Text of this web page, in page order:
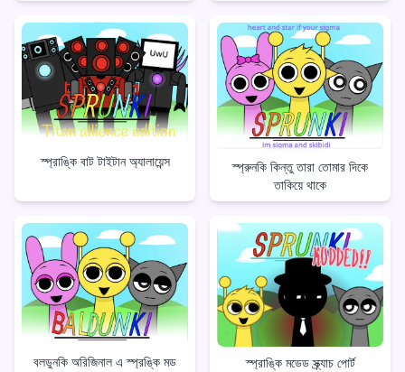
স্প্রাঙ্কি বাট টাইটান অ্যালায়েন্স
স্প্রুনকি কিন্তু তারা তোমার দিকে
তাকিয়ে থাকে
বলডুনকি অরিজিনাল এ স্প্রঙ্কি মড স্প্রাঙ্কি মডেড স্ক্র্যাচ পোর্ট